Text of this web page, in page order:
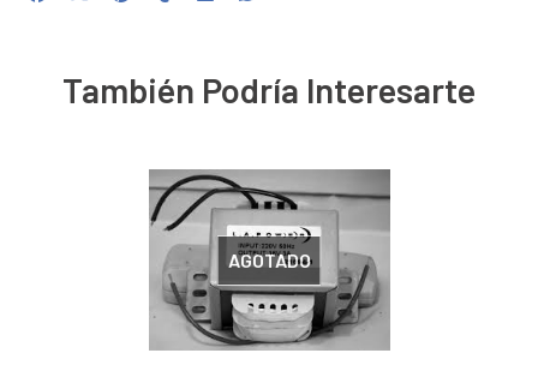
También Podría Interesarte
AGOTADO